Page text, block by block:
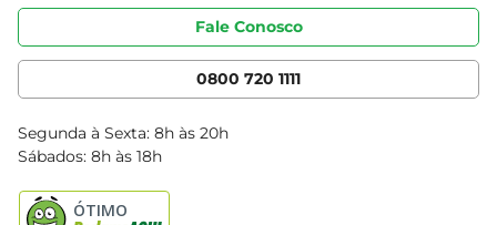
Portal do fornecedor
Cencosud Media
Código de ética
Serviços
Clube Bretas
Blog Bretas
Black Friday
Fale Conosco
0800 720 1111
Segunda à Sexta: 8h às 20h
Sábados: 8h às 18h